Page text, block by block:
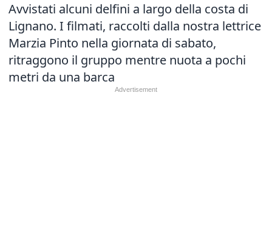
Avvistati alcuni delfini a largo della costa di
Lignano. I filmati, raccolti dalla nostra lettrice
Marzia Pinto nella giornata di sabato,
ritraggono il gruppo mentre nuota a pochi
metri da una barca